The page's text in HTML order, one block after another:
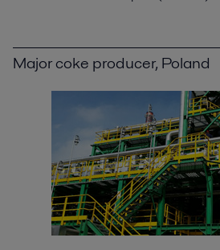
Major coke producer, Poland